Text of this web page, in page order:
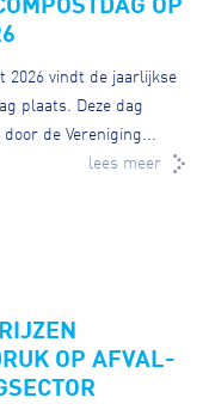
2026 vindt de jaarlijkse
plaats. Deze dag
de Vereniging...
lees meer
OP AFVAL-